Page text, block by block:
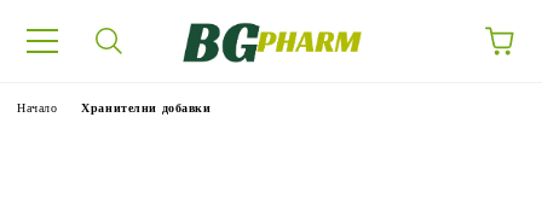
Начало Хранителни добавки